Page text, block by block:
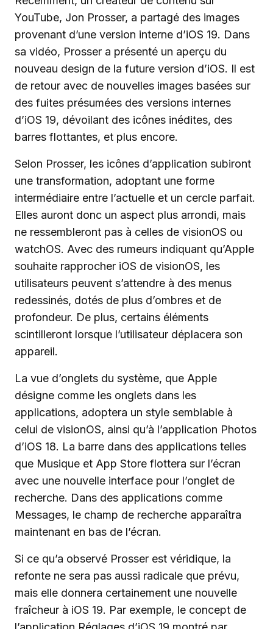
YouTube, Jon Prosser, a partagé des images
provenant d’une version interne d’iOS 19. Dans
sa vidéo, Prosser a présenté un aperçu du
nouveau design de la future version d’iOS. Il est
de retour avec de nouvelles images basées sur
des fuites présumées des versions internes
d’iOS 19, dévoilant des icônes inédites, des
barres flottantes, et plus encore.
Selon Prosser, les icônes d’application subiront
une transformation, adoptant une forme
intermédiaire entre l’actuelle et un cercle parfait.
Elles auront donc un aspect plus arrondi, mais
ne ressembleront pas à celles de visionOS ou
watchOS. Avec des rumeurs indiquant qu’Apple
souhaite rapprocher iOS de visionOS, les
utilisateurs peuvent s’attendre à des menus
redessinés, dotés de plus d’ombres et de
profondeur. De plus, certains éléments
scintilleront lorsque l’utilisateur déplacera son
appareil.
La vue d’onglets du système, que Apple
désigne comme les onglets dans les
applications, adoptera un style semblable à
celui de visionOS, ainsi qu’à l’application Photos
d’iOS 18. La barre dans des applications telles
que Musique et App Store flottera sur l’écran
avec une nouvelle interface pour l’onglet de
recherche. Dans des applications comme
Messages, le champ de recherche apparaîtra
maintenant en bas de l’écran.
Si ce qu’a observé Prosser est véridique, la
refonte ne sera pas aussi radicale que prévu,
mais elle donnera certainement une nouvelle
fraîcheur à iOS 19. Par exemple, le concept de